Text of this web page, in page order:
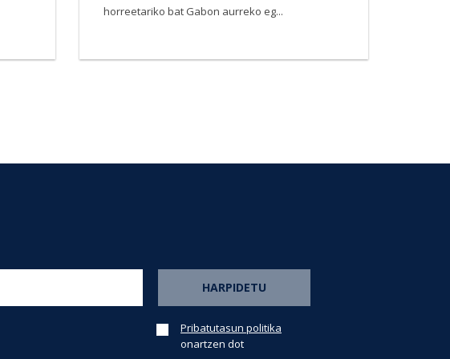
horreetariko bat Gabon aurreko eg...
Pribatutasun politika
onartzen dot